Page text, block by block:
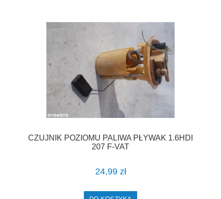
CZUJNIK POZIOMU PALIWA PŁYWAK 1.6HDI
207 F-VAT
24,99 zł